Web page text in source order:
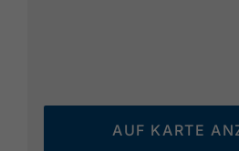
AUF KARTE